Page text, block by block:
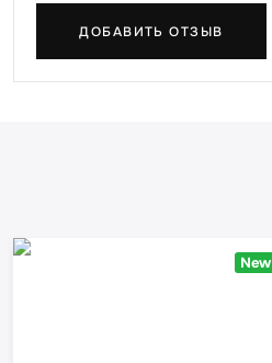
ДОБАВИТЬ ОТЗЫВ
New